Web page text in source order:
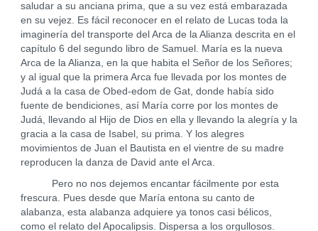
saludar a su anciana prima, que a su vez está embarazada
en su vejez. Es fácil reconocer en el relato de Lucas toda la
imaginería del transporte del Arca de la Alianza descrita en el
capítulo 6 del segundo libro de Samuel. María es la nueva
Arca de la Alianza, en la que habita el Señor de los Señores;
y al igual que la primera Arca fue llevada por los montes de
Judá a la casa de Obed-edom de Gat, donde había sido
fuente de bendiciones, así María corre por los montes de
Judá, llevando al Hijo de Dios en ella y llevando la alegría y la
gracia a la casa de Isabel, su prima. Y los alegres
movimientos de Juan el Bautista en el vientre de su madre
reproducen la danza de David ante el Arca.
Pero no nos dejemos encantar fácilmente por esta
frescura. Pues desde que María entona su canto de
alabanza, esta alabanza adquiere ya tonos casi bélicos,
como el relato del Apocalipsis. Dispersa a los orgullosos.